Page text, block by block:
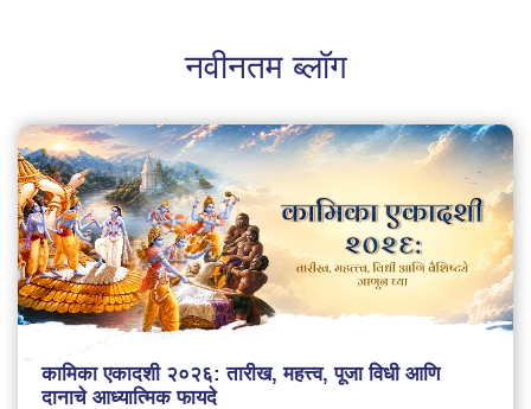
नवीनतम ब्लॉग
कामिका एकादशी २०२६: तारीख, महत्त्व, पूजा विधी आणि
दानाचे आध्यात्मिक फायदे